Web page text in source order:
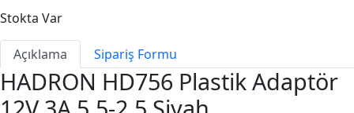
Stokta Var
Açıklama Sipariş Formu
HADRON HD756 Plastik Adaptör